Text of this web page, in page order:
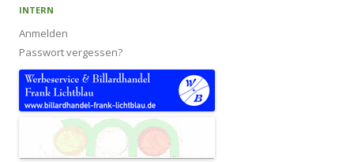
INTERN
Anmelden
Passwort vergessen?